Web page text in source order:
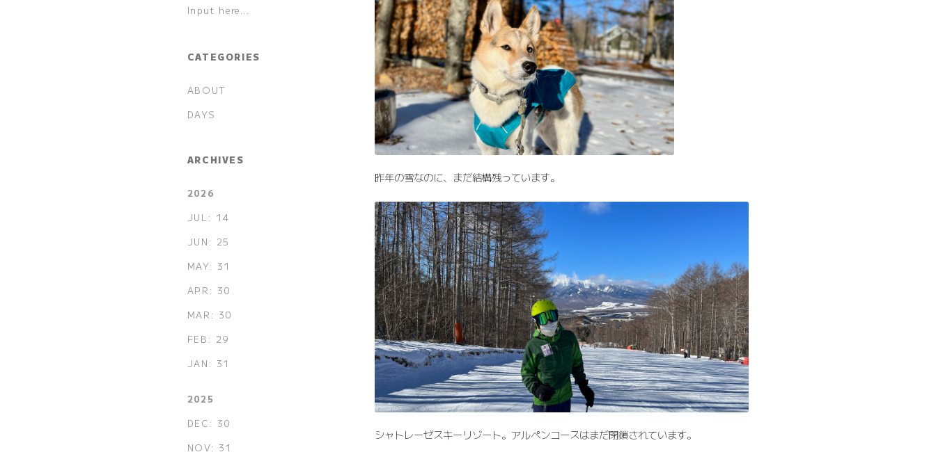
CATEGORIES
ABOUT
DAYS
ARCHIVES
2026
JUL: 14
JUN: 25
MAY: 31
APR: 30
MAR: 30
FEB: 29
JAN: 31
2025
DEC: 30
NOV: 31
昨年の雪なのに、まだ結構残っています。
シャトレーゼスキーリゾート。アルペンコースはまだ閉鎖されています。